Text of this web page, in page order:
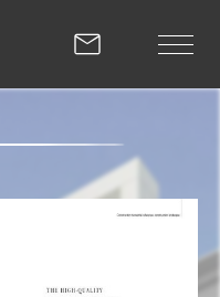
| 蒲陽建